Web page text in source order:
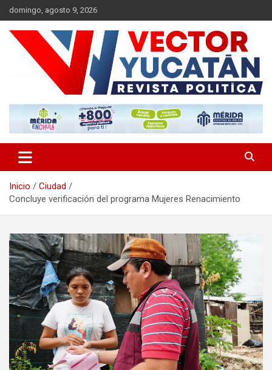
Saltar
al
contenido
domingo, agosto 9, 2026
Vector Yucatán
Inicio
Ciudad
Concluye verificación del programa Mujeres Renacimiento